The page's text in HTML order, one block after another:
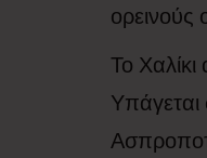
Το